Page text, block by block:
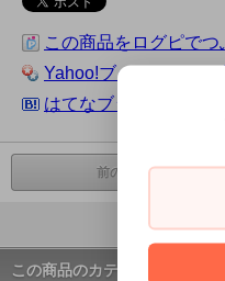
この商品をログピでつ
Yahoo!ブックマークに
はてなブックマークに
前の商品へ
この商品のカテゴリー